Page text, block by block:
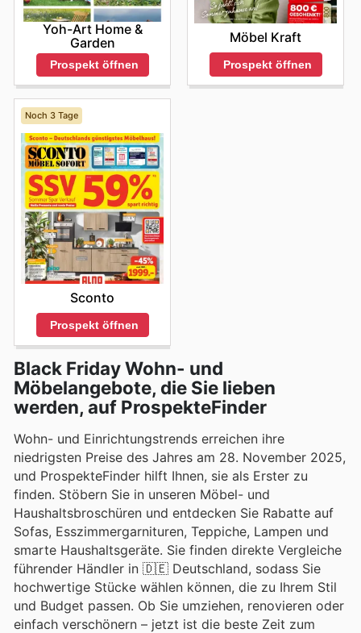
Yoh-Art Home &
Garden
Prospekt öffnen
Möbel Kraft
Prospekt öffnen
Noch 3 Tage
Sconto
Prospekt öffnen
Black Friday Wohn- und
Möbelangebote, die Sie lieben
werden, auf ProspekteFinder
Wohn- und Einrichtungstrends erreichen ihre
niedrigsten Preise des Jahres am 28. November 2025,
und ProspekteFinder hilft Ihnen, sie als Erster zu
finden. Stöbern Sie in unseren Möbel- und
Haushaltsbroschüren und entdecken Sie Rabatte auf
Sofas, Esszimmergarnituren, Teppiche, Lampen und
smarte Haushaltsgeräte. Sie finden direkte Vergleiche
führender Händler in 🇩🇪 Deutschland, sodass Sie
hochwertige Stücke wählen können, die zu Ihrem Stil
und Budget passen. Ob Sie umziehen, renovieren oder
einfach verschönern – jetzt ist die beste Zeit zum